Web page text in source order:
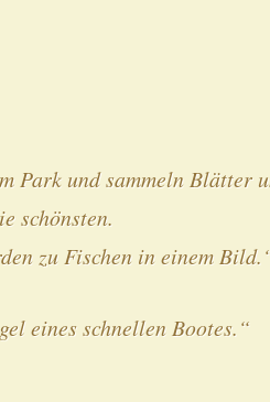
Park und sammeln Blätter
schönsten.
zu Fischen in einem
eines schnellen Bootes.“